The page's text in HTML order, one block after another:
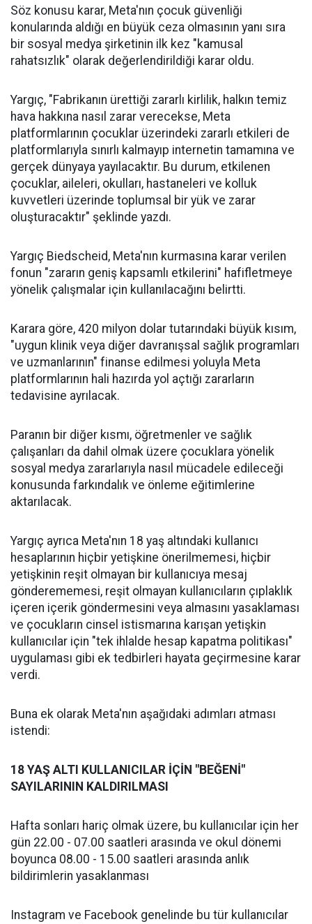
Söz konusu karar, Meta'nın çocuk güvenliği
konularında aldığı en büyük ceza olmasının yanı sıra
bir sosyal medya şirketinin ilk kez "kamusal
rahatsızlık" olarak değerlendirildiği karar oldu.
Yargıç, "Fabrikanın ürettiği zararlı kirlilik, halkın temiz
hava hakkına nasıl zarar verecekse, Meta
platformlarının çocuklar üzerindeki zararlı etkileri de
platformlarıyla sınırlı kalmayıp internetin tamamına ve
gerçek dünyaya yayılacaktır. Bu durum, etkilenen
çocuklar, aileleri, okulları, hastaneleri ve kolluk
kuvvetleri üzerinde toplumsal bir yük ve zarar
oluşturacaktır" şeklinde yazdı.
Yargıç Biedscheid, Meta'nın kurmasına karar verilen
fonun "zararın geniş kapsamlı etkilerini" hafifletmeye
yönelik çalışmalar için kullanılacağını belirtti.
Karara göre, 420 milyon dolar tutarındaki büyük kısım,
"uygun klinik veya diğer davranışsal sağlık programları
ve uzmanlarının" finanse edilmesi yoluyla Meta
platformlarının hali hazırda yol açtığı zararların
tedavisine ayrılacak.
Paranın bir diğer kısmı, öğretmenler ve sağlık
çalışanları da dahil olmak üzere çocuklara yönelik
sosyal medya zararlarıyla nasıl mücadele edileceği
konusunda farkındalık ve önleme eğitimlerine
aktarılacak.
Yargıç ayrıca Meta'nın 18 yaş altındaki kullanıcı
hesaplarının hiçbir yetişkine önerilmemesi, hiçbir
yetişkinin reşit olmayan bir kullanıcıya mesaj
gönderememesi, reşit olmayan kullanıcıların çıplaklık
içeren içerik göndermesini veya almasını yasaklaması
ve çocukların cinsel istismarına karışan yetişkin
kullanıcılar için "tek ihlalde hesap kapatma politikası"
uygulaması gibi ek tedbirleri hayata geçirmesine karar
verdi.
Buna ek olarak Meta'nın aşağıdaki adımları atması
istendi:
18 YAŞ ALTI KULLANICILAR İÇİN "BEĞENİ"
SAYILARININ KALDIRILMASI
Hafta sonları hariç olmak üzere, bu kullanıcılar için her
gün 22.00 - 07.00 saatleri arasında ve okul dönemi
boyunca 08.00 - 15.00 saatleri arasında anlık
bildirimlerin yasaklanması
Instagram ve Facebook genelinde bu tür kullanıcılar